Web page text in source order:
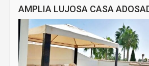
AMPLIA LUJOSA CASA